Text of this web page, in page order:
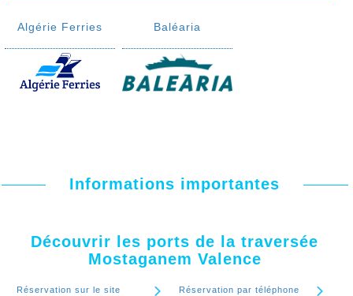
Algérie Ferries Baléaria
Informations importantes
Découvrir les ports de la traversée
Mostaganem Valence
Réservation sur le site Réservation par téléphone